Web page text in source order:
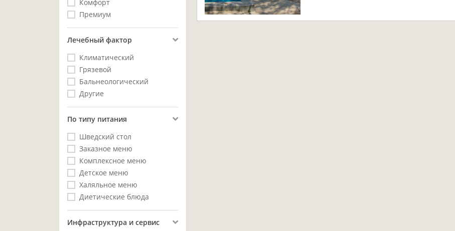
Комфорт
Премиум
Лечебный фактор
Климатический
Грязевой
Бальнеологический
Другие
Пo типу питания
Шведский стол
Заказное меню
Комплексное меню
Детское меню
Халяльное меню
Диетические блюда
Инфраструктура и сервис